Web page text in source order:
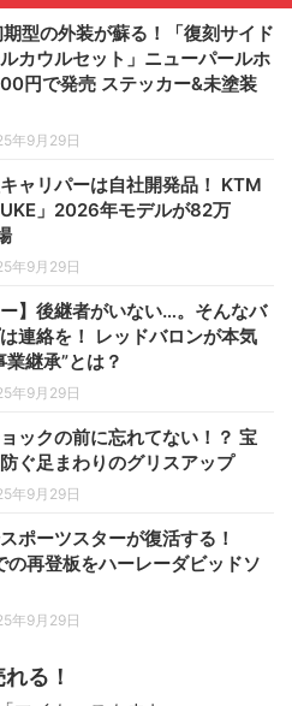
期型の外装が蘇る！「復刻サイド
カウルセット」ニューパールホ
円で発売 ステッカー&未塗装
年9月29日
キャリパーは自社開発品！ KTM
」2026年モデルが82万
年9月29日
ー】後継者がいない…。そんなバ
連絡を！ レッドバロンが本気
継承”とは？
年9月29日
ックの前に忘れてない！？ 宝
ぐ足まわりのグリスアップ
年9月29日
ポーツスターが復活する！
再登板をハーレーダビッドソ
年9月29日
る！